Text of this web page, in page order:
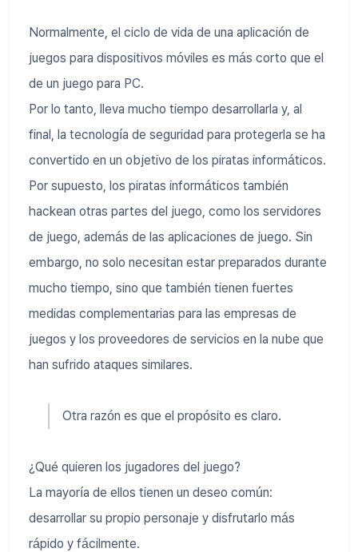
Normalmente, el ciclo de vida de una aplicación de
juegos para dispositivos móviles es más corto que el
de un juego para PC.
Por lo tanto, lleva mucho tiempo desarrollarla y, al
final, la tecnología de seguridad para protegerla se ha
convertido en un objetivo de los piratas informáticos.
Por supuesto, los piratas informáticos también
hackean otras partes del juego, como los servidores
de juego, además de las aplicaciones de juego. Sin
embargo, no solo necesitan estar preparados durante
mucho tiempo, sino que también tienen fuertes
medidas complementarias para las empresas de
juegos y los proveedores de servicios en la nube que
han sufrido ataques similares.
Otra razón es que el propósito es claro.
¿Qué quieren los jugadores del juego?
La mayoría de ellos tienen un deseo común:
desarrollar su propio personaje y disfrutarlo más
rápido y fácilmente.